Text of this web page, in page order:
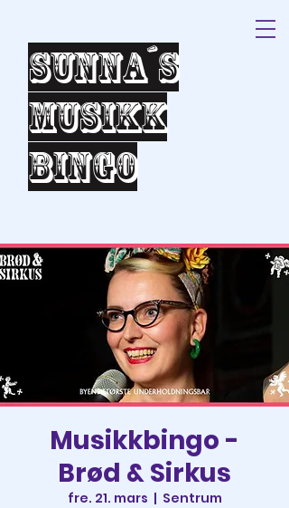
Sunna´s
Musikk
bingo
Musikkbingo -
Brød & Sirkus
fre. 21. mars
  |
Sentrum